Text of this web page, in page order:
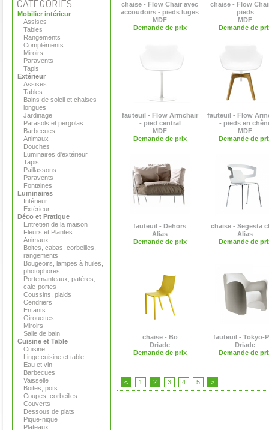
Mobilier intérieur
Assises
Tables
Rangements
Compléments
Miroirs
Paravents
Tapis
Extérieur
Assises
Tables
Bains de soleil et chaises
longues
Jardinage
Parasols et pergolas
Barbecues
Animaux
Douches
Luminaires d'extérieur
Tapis
Paillassons
Paravents
Fontaines
Luminaires
Intérieur
Extérieur
Déco et Pratique
Entretien de la maison
Fleurs et Plantes
Animaux
Boites, cabas, corbeilles,
rangements
Bougeoirs, lampes à huiles,
photophores
Portemanteaux, patères,
cale-portes
Coussins, plaids
Cendriers
Enfants
Girouettes
Miroirs
Salle de bain
Cuisine et Table
Cuisine
Linge cuisine et table
Eau et vin
Barbecues
Vaisselle
Boites, pots
Coupes, corbeilles
Couverts
Dessous de plats
Pique-nique
Plateaux
chaise - Flow Chair avec
accoudoirs - pieds luges
MDF
Demande de prix
chaise - Flow
pieds
MDF
Demande de
fauteuil - Flow Armchair
- pied central
MDF
Demande de prix
fauteuil - Flow
- pieds en
MDF
Demande de
fauteuil - Dehors
Alias
Demande de prix
chaise - Segesta
Alias
Demande de
chaise - Bo
Driade
Demande de prix
fauteuil - Tokyo-
Driade
Demande de
< 1 2 3 4 5 >